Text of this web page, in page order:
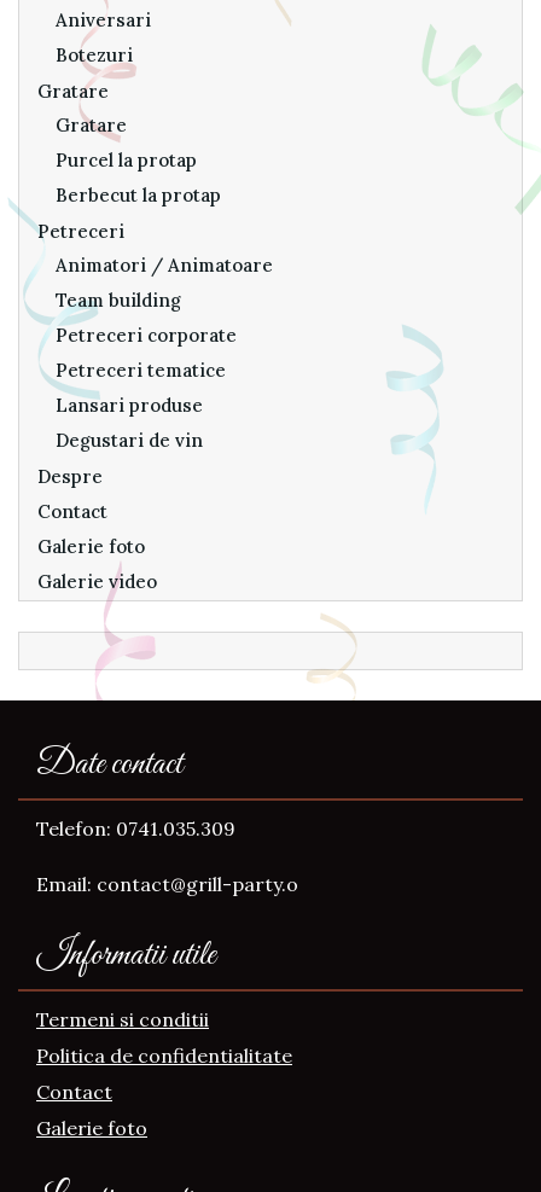
Aniversari
Botezuri
Gratare
Gratare
Purcel la protap
Berbecut la protap
Petreceri
Animatori / Animatoare
Team building
Petreceri corporate
Petreceri tematice
Lansari produse
Degustari de vin
Despre
Contact
Galerie foto
Galerie video
Date contact
Telefon: 0741.035.309
Email: contact@grill-party.o
Informatii utile
Termeni si conditii
Politica de confidentialitate
Contact
Galerie foto